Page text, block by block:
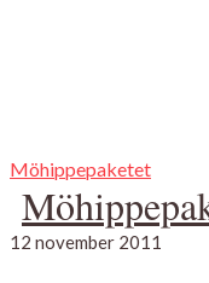
Möhippepaketet
12 november 2011